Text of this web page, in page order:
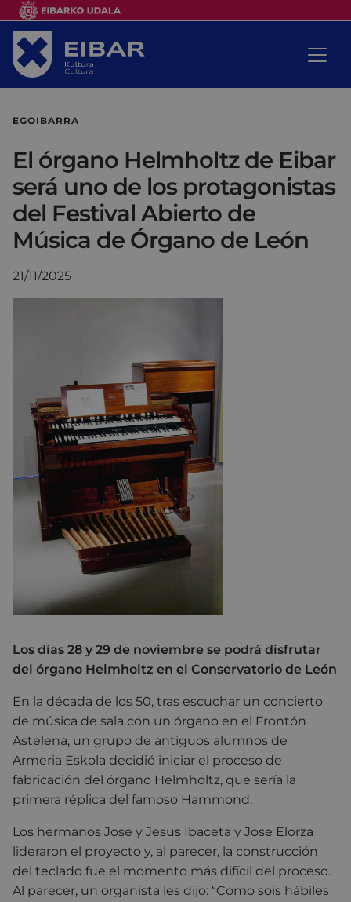
EGOIBARRA
El órgano Helmholtz de Eibar
será uno de los protagonistas
del Festival Abierto de
Música de Órgano de León
21/11/2025
Los días 28 y 29 de noviembre se podrá disfrutar
del órgano Helmholtz en el Conservatorio de León
En la década de los 50, tras escuchar un concierto
de música de sala con un órgano en el Frontón
Astelena, un grupo de antiguos alumnos de
Armeria Eskola decidió iniciar el proceso de
fabricación del órgano Helmholtz, que sería la
primera réplica del famoso Hammond.
Los hermanos Jose y Jesus Ibaceta y Jose Elorza
lideraron el proyecto y, al parecer, la construcción
del teclado fue el momento más difícil del proceso.
Al parecer, un organista les dijo: “Como sois hábiles